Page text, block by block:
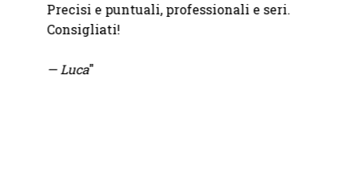
Precisi e puntuali, professionali e seri.
Consigliati!
— Luca"